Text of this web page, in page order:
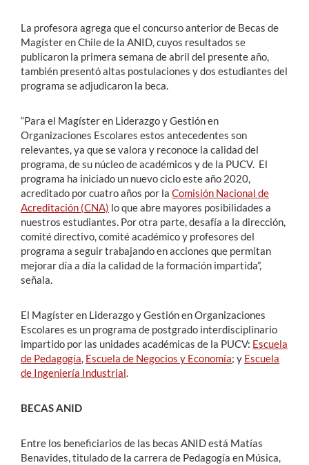
La profesora agrega que el concurso anterior de Becas de
Magíster en Chile de la ANID, cuyos resultados se
publicaron la primera semana de abril del presente año,
también presentó altas postulaciones y dos estudiantes del
programa se adjudicaron la beca.
“Para el Magíster en Liderazgo y Gestión en
Organizaciones Escolares estos antecedentes son
relevantes, ya que se valora y reconoce la calidad del
programa, de su núcleo de académicos y de la PUCV. El
programa ha iniciado un nuevo ciclo este año 2020,
acreditado por cuatro años por la Comisión Nacional de
Acreditación (CNA) lo que abre mayores posibilidades a
nuestros estudiantes. Por otra parte, desafía a la dirección,
comité directivo, comité académico y profesores del
programa a seguir trabajando en acciones que permitan
mejorar día a día la calidad de la formación impartida”,
señala.
El Magíster en Liderazgo y Gestión en Organizaciones
Escolares es un programa de postgrado interdisciplinario
impartido por las unidades académicas de la PUCV: Escuela
de Pedagogía, Escuela de Negocios y Economía; y Escuela
de Ingeniería Industrial.
BECAS ANID
Entre los beneficiarios de las becas ANID está Matías
Benavides, titulado de la carrera de Pedagogía en Música,